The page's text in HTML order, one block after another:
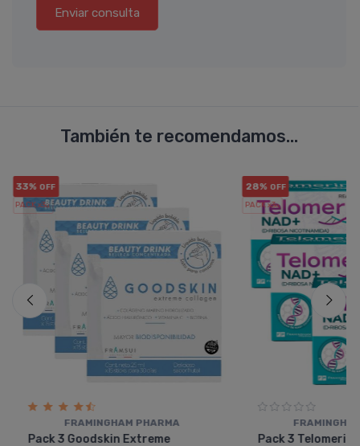
Enviar consulta
También te recomendamos...
33% OFF
PACK x3u.
FRAMINGHAM PHARMA
Pack 3 Goodskin Extreme
28% OFF
PACK x3u.
Pack 3